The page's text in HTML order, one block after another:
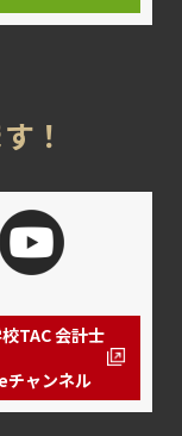
！
TAC 会計士
チャンネル